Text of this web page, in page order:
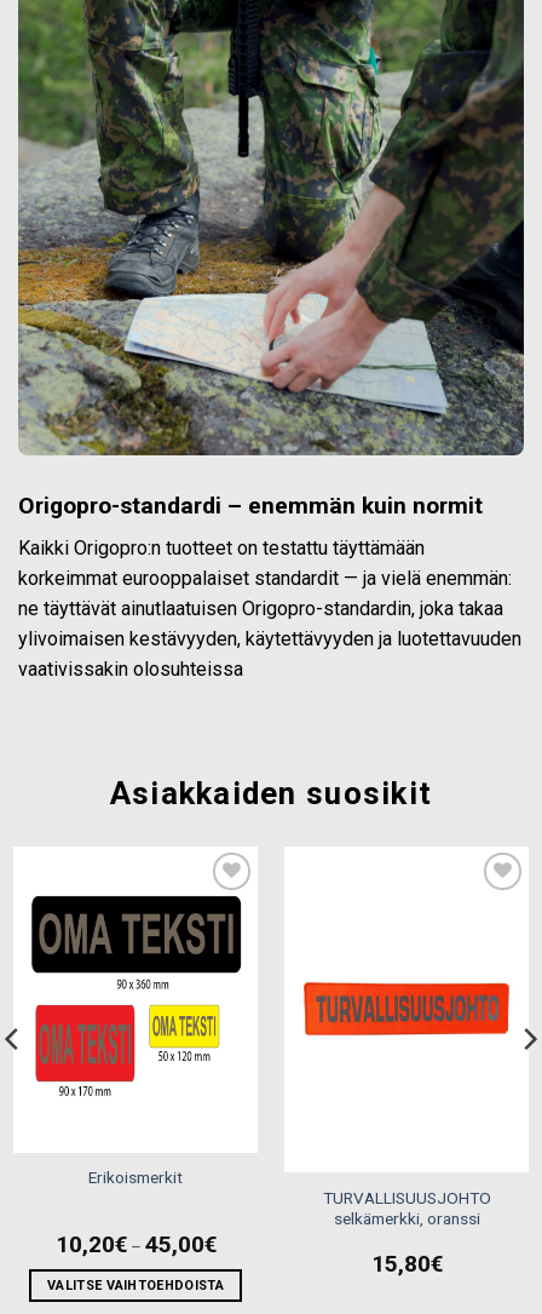
Origopro-standardi – enemmän kuin normit
Kaikki Origopro:n tuotteet on testattu täyttämään
korkeimmat eurooppalaiset standardit — ja vielä enemmän:
ne täyttävät ainutlaatuisen Origopro-standardin, joka takaa
ylivoimaisen kestävyyden, käytettävyyden ja luotettavuuden
vaativissakin olosuhteissa
Asiakkaiden suosikit
Add to
wishlist
Erikoismerkit
10,20€ – 45,00€Price
range:
10,20€
through
45,00€
VALITSE VAIHTOEHDOISTA
TURVALLISUUSJOHTO
selkämerkki, oranssi
15,80€